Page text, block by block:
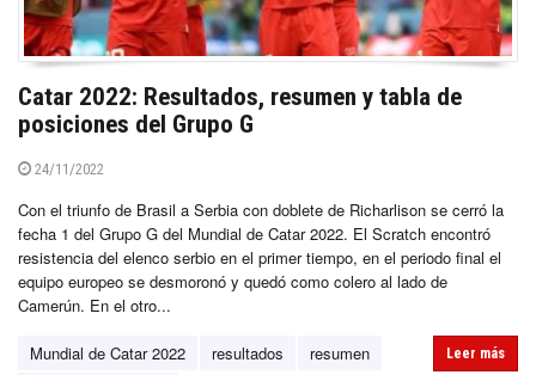
Catar 2022: Resultados, resumen y tabla de
posiciones del Grupo G
24/11/2022
Con el triunfo de Brasil a Serbia con doblete de Richarlison se cerró la
fecha 1 del Grupo G del Mundial de Catar 2022. El Scratch encontró
resistencia del elenco serbio en el primer tiempo, en el periodo final el
equipo europeo se desmoronó y quedó como colero al lado de
Camerún. En el otro...
Mundial de Catar 2022 resultados
resumen
Leer más